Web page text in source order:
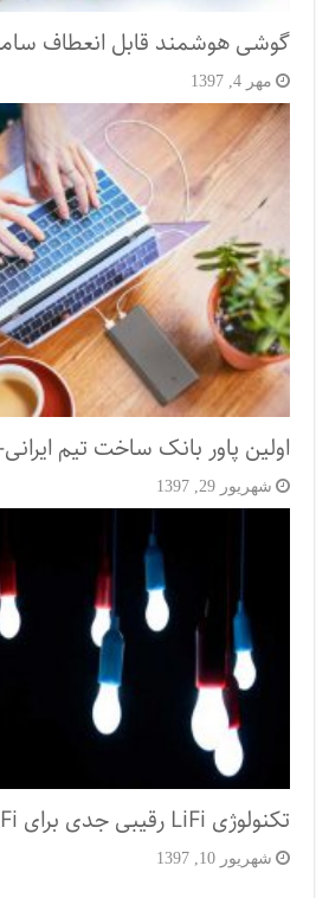
گوشی هوشمند قابل انعطاف
مهر 4, 1397
اولین پاور بانک ساخت تیم
شهریور 29, 1397
تکنولوژی LiFi رقیبی جدی برای WiFi
شهریور 10, 1397